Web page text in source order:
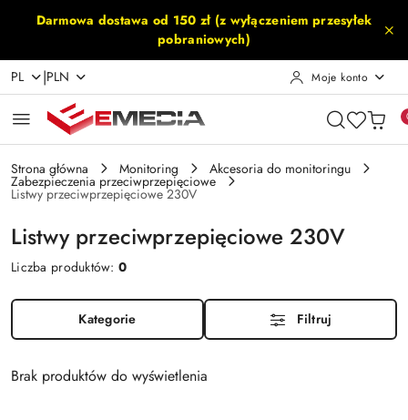
Przejdź do treści głównej
Przejdź do wyszukiwarki
Przejdź do moje konto
Przejdź do menu głównego
Przejdź do stopki
Darmowa dostawa od 150 zł (z wyłączeniem przesyłek
pobraniowych)
PL |PLN Moje konto
Strona główna Monitoring Akcesoria do monitoringu
Zabezpieczenia przeciwprzepięciowe
Listwy przeciwprzepięciowe 230V
Listwy przeciwprzepięciowe 230V
Liczba produktów:0
Kategorie Filtruj
Brak produktów do wyświetlenia